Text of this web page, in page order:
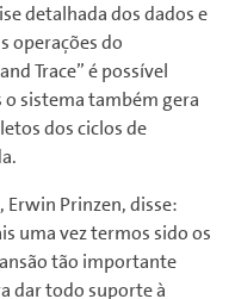
detalhada dos dados e
operações do
Trace” é possível
o sistema também gera
dos ciclos de
Erwin Prinzen, disse:
uma vez termos sido os
tão importante
dar todo suporte à